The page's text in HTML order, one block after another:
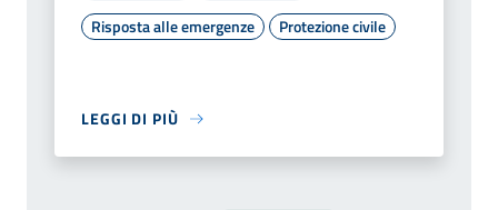
Risposta alle emergenze
Protezione civile
LEGGI DI PIÙ